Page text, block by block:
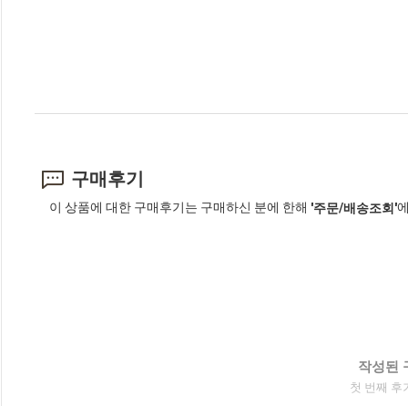
구매후기
이 상품에 대한 구매후기는 구매하신 분에 한해 '주문/배송조회'
작성된
첫 번째 후